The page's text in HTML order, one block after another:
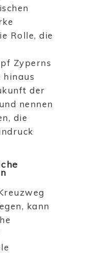
Rolle, die
Zyperns
der
nennen
die
kann